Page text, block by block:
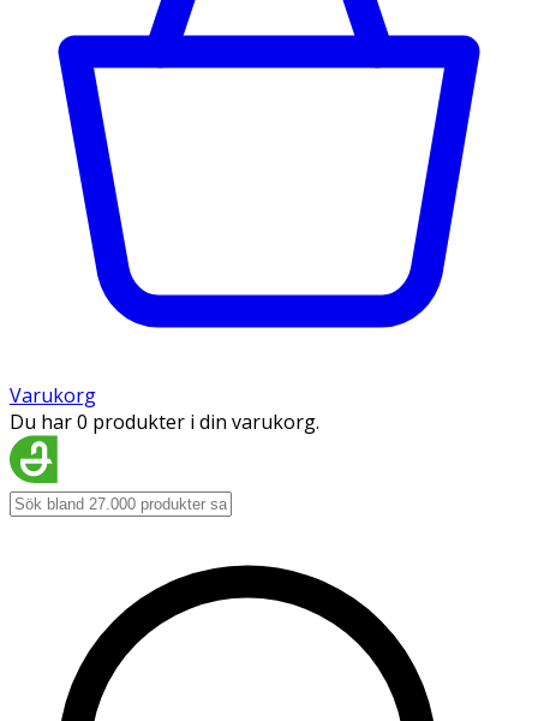
Varukorg
Du har 0 produkter i din varukorg.